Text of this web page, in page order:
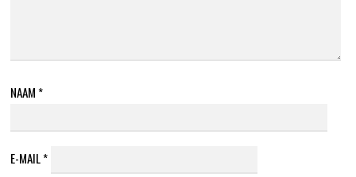
NAAM *
E-MAIL*